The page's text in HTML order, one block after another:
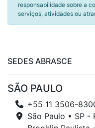
responsabilidade sobre a
serviços, atividades ou
SEDES ABRASCE
SÃO PAULO
+55 11 3506-
São Paulo • SP -